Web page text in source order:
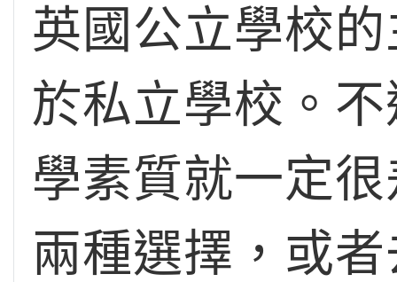
英國公立學校
於私立學校。
學素質就一定
兩種選擇，或